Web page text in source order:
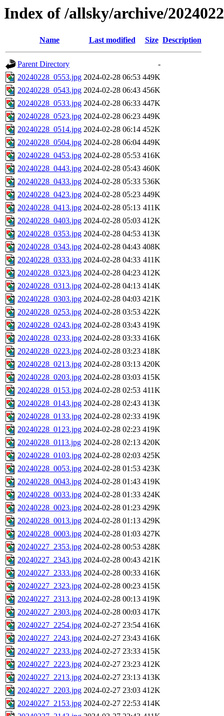
Index of /allsky/archive/
Name Last modified Size Description
Parent Directory
-
20240228_0553.jpg 2024-02-28 06:53 449K
20240228_0543.jpg 2024-02-28 06:43 456K
20240228_0533.jpg 2024-02-28 06:33 447K
20240228_0523.jpg 2024-02-28 06:23 449K
20240228_0514.jpg 2024-02-28 06:14 452K
20240228_0504.jpg 2024-02-28 06:04 449K
20240228_0453.jpg 2024-02-28 05:53 416K
20240228_0443.jpg 2024-02-28 05:43 460K
20240228_0433.jpg 2024-02-28 05:33 536K
20240228_0423.jpg 2024-02-28 05:23 449K
20240228_0413.jpg 2024-02-28 05:13 411K
20240228_0403.jpg 2024-02-28 05:03 412K
20240228_0353.jpg 2024-02-28 04:53 413K
20240228_0343.jpg 2024-02-28 04:43 408K
20240228_0333.jpg 2024-02-28 04:33 411K
20240228_0323.jpg 2024-02-28 04:23 412K
20240228_0313.jpg 2024-02-28 04:13 414K
20240228_0303.jpg 2024-02-28 04:03 421K
20240228_0253.jpg 2024-02-28 03:53 422K
20240228_0243.jpg 2024-02-28 03:43 419K
20240228_0233.jpg 2024-02-28 03:33 416K
20240228_0223.jpg 2024-02-28 03:23 418K
20240228_0213.jpg 2024-02-28 03:13 420K
20240228_0203.jpg 2024-02-28 03:03 415K
20240228_0153.jpg 2024-02-28 02:53 411K
20240228_0143.jpg 2024-02-28 02:43 413K
20240228_0133.jpg 2024-02-28 02:33 419K
20240228_0123.jpg 2024-02-28 02:23 419K
20240228_0113.jpg 2024-02-28 02:13 420K
20240228_0103.jpg 2024-02-28 02:03 425K
20240228_0053.jpg 2024-02-28 01:53 423K
20240228_0043.jpg 2024-02-28 01:43 419K
20240228_0033.jpg 2024-02-28 01:33 424K
20240228_0023.jpg 2024-02-28 01:23 429K
20240228_0013.jpg 2024-02-28 01:13 429K
20240228_0003.jpg 2024-02-28 01:03 427K
20240227_2353.jpg 2024-02-28 00:53 428K
20240227_2343.jpg 2024-02-28 00:43 421K
20240227_2333.jpg 2024-02-28 00:33 416K
20240227_2323.jpg 2024-02-28 00:23 415K
20240227_2313.jpg 2024-02-28 00:13 419K
20240227_2303.jpg 2024-02-28 00:03 417K
20240227_2254.jpg 2024-02-27 23:54 416K
20240227_2243.jpg 2024-02-27 23:43 416K
20240227_2233.jpg 2024-02-27 23:33 415K
20240227_2223.jpg 2024-02-27 23:23 412K
20240227_2213.jpg 2024-02-27 23:13 413K
20240227_2203.jpg 2024-02-27 23:03 412K
20240227_2153.jpg 2024-02-27 22:53 414K